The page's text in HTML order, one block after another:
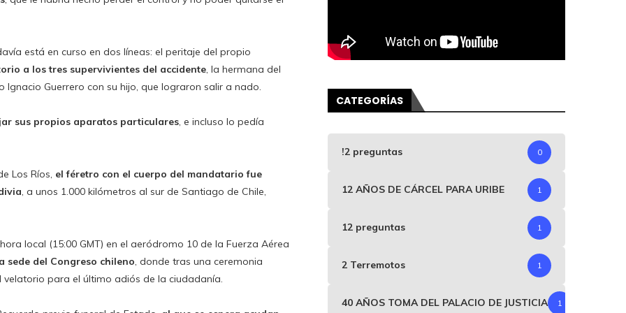
está en curso en dos líneas: el peritaje del propio
a los tres supervivientes del accidente, la hermana del
Guerrero con su hijo, que lograron salir a nado.
sus propios aparatos particulares, e incluso lo pedía
Los Ríos, el féretro con el cuerpo del mandatario fue
, a unos 1.000 kilómetros al sur de Santiago de Chile,
local (15:00 GMT) en el aeródromo 10 de la Fuerza Aérea
del Congreso chileno, donde tras una ceremonia
para el último adiós de la ciudadanía.
CATEGORÍAS
!2 preguntas 0
12 AÑOS DE CÁRCEL PARA URIBE 1
12 preguntas 1
2 Terremotos 1
40 AÑOS TOMA DEL PALACIO DE JUSTICIA 1